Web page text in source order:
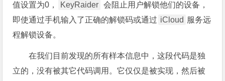
值设置为0，
KeyRaider 会阻止用户解锁他们的设备，
即使通过手机输入了正确的解锁码或通过 iCloud 服务远
程解锁设备。
在我们目前发现的所有样本信息中，这段代码是独
立的，没有被其它代码调用。它仅仅是被实现，然后被